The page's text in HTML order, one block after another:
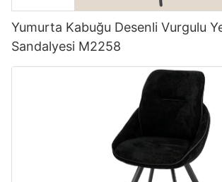
Yumurta Kabuğu Desenli Vurgulu
Sandalyesi M2258